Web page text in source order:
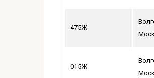
475Ж
015Ж